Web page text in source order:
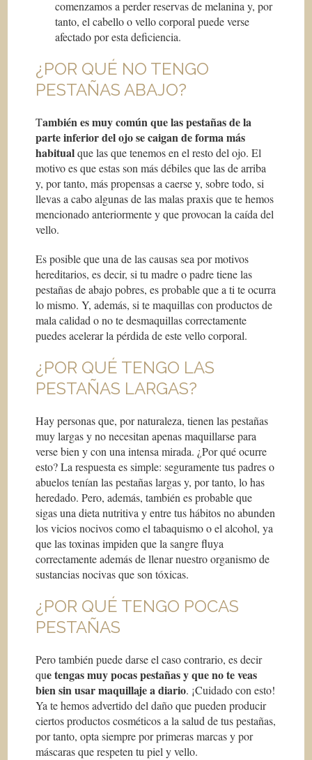
comenzamos a perder reservas de melanina y, por
tanto, el cabello o vello corporal puede verse
afectado por esta deficiencia.
¿POR QUÉ NO TENGO
PESTAÑAS ABAJO?
También es muy común que las pestañas de la
parte inferior del ojo se caigan de forma más
habitualque las que tenemos en el resto del ojo. El
motivo es que estas son más débiles que las de arriba
y, por tanto, más propensas a caerse y, sobre todo, si
llevas a cabo algunas de las malas praxis que te hemos
mencionado anteriormente y que provocan la caída del
vello.
Es posible que una de las causas sea por motivos
hereditarios, es decir, si tu madre o padre tiene las
pestañas de abajo pobres, es probable que a ti te ocurra
lo mismo. Y, además, si te maquillas con productos de
mala calidad o no te desmaquillas correctamente
puedes acelerar la pérdida de este vello corporal.
¿POR QUÉ TENGO LAS
PESTAÑAS LARGAS?
Hay personas que, por naturaleza, tienen las pestañas
muy largas y no necesitan apenas maquillarse para
verse bien y con una intensa mirada. ¿Por qué ocurre
esto? La respuesta es simple: seguramente tus padres o
abuelos tenían las pestañas largas y, por tanto, lo has
heredado. Pero, además, también es probable que
sigas una dieta nutritiva y entre tus hábitos no abunden
los vicios nocivos como el tabaquismo o el alcohol, ya
que las toxinas impiden que la sangre fluya
correctamente además de llenar nuestro organismo de
sustancias nocivas que son tóxicas.
¿POR QUÉ TENGO POCAS
PESTAÑAS
Pero también puede darse el caso contrario, es decir
que tengas muy pocas pestañas y que no te veas
bien sin usar maquillaje a diario. ¡Cuidado con esto!
Ya te hemos advertido del daño que pueden producir
ciertos productos cosméticos a la salud de tus pestañas,
por tanto, opta siempre por primeras marcas y por
máscaras que respeten tu piel y vello.